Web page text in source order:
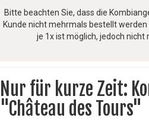
Bitte beachten Sie, dass die
Kunde nicht mehrmals bestellt
je 1x ist möglich, jedoch nicht
Nur für kurze Zeit:
"Château des Tours"